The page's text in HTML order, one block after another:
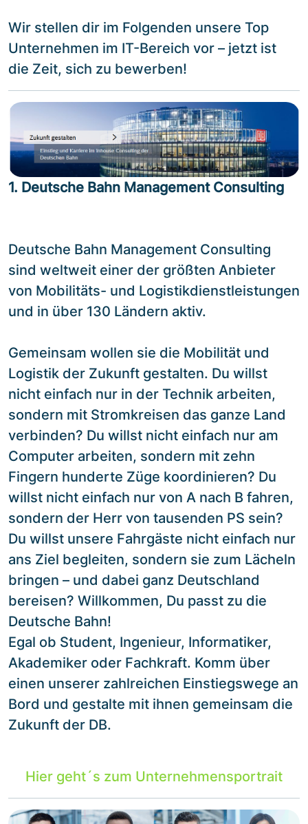
Wir stellen dir im Folgenden unsere Top
Unternehmen im IT-Bereich vor – jetzt ist
die Zeit, sich zu bewerben!
1. Deutsche Bahn Management Consulting
Deutsche Bahn Management Consulting
sind weltweit einer der größten Anbieter
von Mobilitäts- und Logistikdienstleistungen
und in über 130 Ländern aktiv.
Gemeinsam wollen sie die Mobilität und
Logistik der Zukunft gestalten. Du willst
nicht einfach nur in der Technik arbeiten,
sondern mit Stromkreisen das ganze Land
verbinden? Du willst nicht einfach nur am
Computer arbeiten, sondern mit zehn
Fingern hunderte Züge koordinieren? Du
willst nicht einfach nur von A nach B fahren,
sondern der Herr von tausenden PS sein?
Du willst unsere Fahrgäste nicht einfach nur
ans Ziel begleiten, sondern sie zum Lächeln
bringen – und dabei ganz Deutschland
bereisen? Willkommen, Du passt zu die
Deutsche Bahn!
Egal ob Student, Ingenieur, Informatiker,
Akademiker oder Fachkraft. Komm über
einen unserer zahlreichen Einstiegswege an
Bord und gestalte mit ihnen gemeinsam die
Zukunft der DB.
Hier geht´s zum Unternehmensportrait